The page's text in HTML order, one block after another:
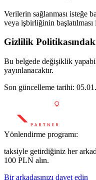
Verilerin sağlanması isteğe
veya işbirliğinin
Gizlilik
Bu belgede değişiklik
yayınlanacaktır.
Son güncelleme tarihi:
Yönlendirme programı:
taksiyle getirdiğiniz her
100 PLN alın.
Bir arkadaşınızı davet edin